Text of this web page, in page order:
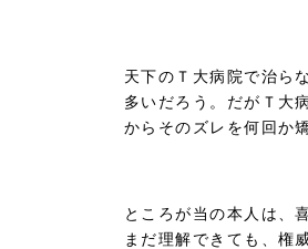
天下のＴ大病院で治ら
多いだろう。だがＴ大
からそのズレを何回か
ところが当の本人は、
まだ理解できても、権